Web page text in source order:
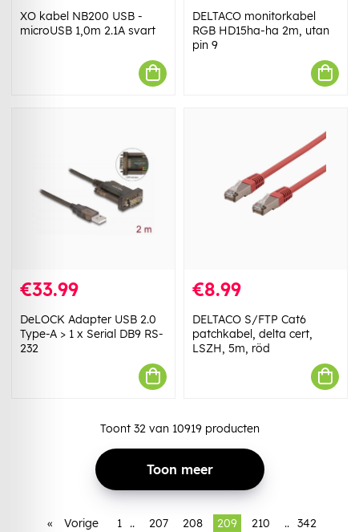
XO kabel NB200 USB -
microUSB 1,0m 2.1A svart
DELTACO monitorkabel
RGB HD15ha-ha 2m, utan
pin 9
€33.99
DeLOCK Adapter USB 2.0
Type-A > 1 x Serial DB9 RS-
232
€8.99
DELTACO S/FTP Cat6
patchkabel, delta cert,
LSZH, 5m, röd
Toont 32van 10919producten
Toon meer
« Vorige 1 .. 207 208 209 210 .. 342